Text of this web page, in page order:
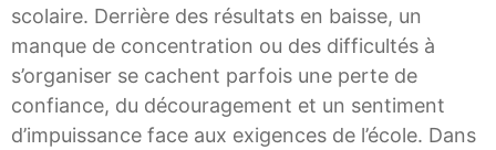
scolaire. Derrière des résultats en baisse, un
manque de concentration ou des difficultés à
s’organiser se cachent parfois une perte de
confiance, du découragement et un sentiment
d’impuissance face aux exigences de l’école. Dans